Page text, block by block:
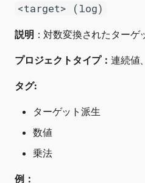
<target> (log)
説明 ：対数変換されたターゲ
プロジェクトタイプ： 連続値
タグ:
ターゲット派生
数値
乗法
例：